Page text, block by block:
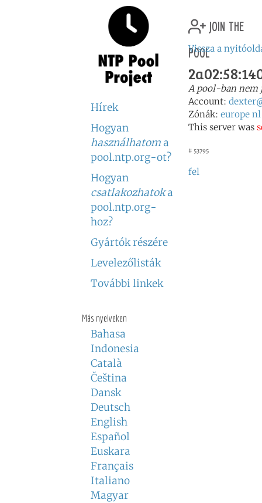
Hírek
Hogyan
használhatom a
pool.ntp.org-ot?
Hogyan
csatlakozhatoka
pool.ntp.org-
hoz?
Gyártók részére
Levelezőlisták
További linkek
Más nyelveken
Bahasa
Indonesia
Català
Čeština
Dansk
Deutsch
English
Español
Euskara
Français
Italiano
Magyar
join the
pool
Vissza a
A pool-ban nem
Account:
Zónák: europe nl
This server was
# 53795
fel